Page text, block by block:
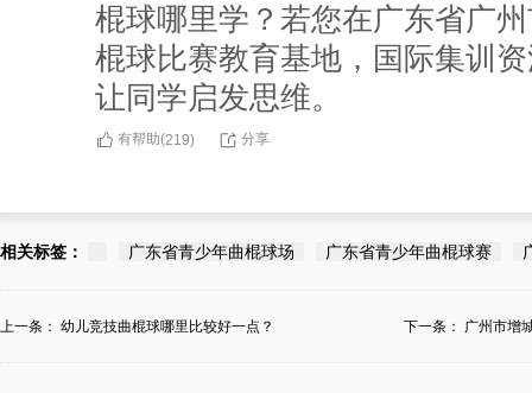
棍球哪里学？若您在广东省广
棍球比赛教育基地，国际集训
让同学启发思维。
有帮助(219) 分享
相关标签： 广东省青少年曲棍球场 广东省青少年曲棍球赛
上一条： 幼儿竞技曲棍球哪里比较好一点？ 下一条： 广州市增